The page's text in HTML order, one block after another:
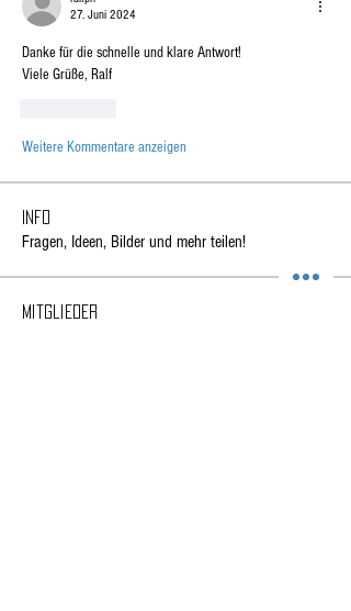
27. Juni 2024
Danke für die schnelle und klare Antwort!
Viele Grüße, Ralf
Weitere Kommentare anzeigen
Info
Fragen, Ideen, Bilder und mehr teilen!
Mitglieder